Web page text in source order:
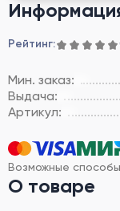
Рейтинг:
Мин. заказ:
Выдача:
Артикул:
Возможные
О товаре